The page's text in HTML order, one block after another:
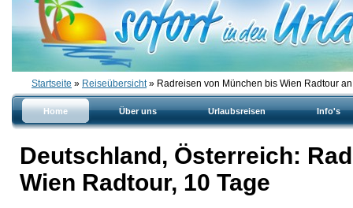
Startseite » Reiseübersicht» Radreisen von München bis Wien Radtour
Home Über uns Urlaubsreisen Info's
Deutschland, Österreich:
Wien Radtour, 10 Tage